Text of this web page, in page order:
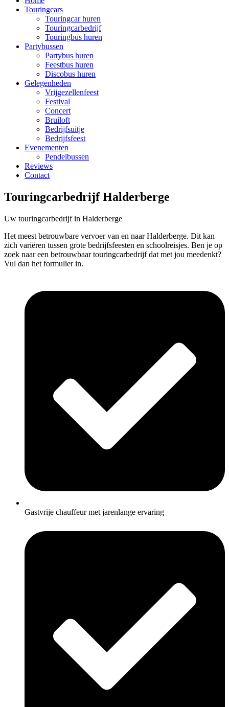
Touringcars
Touringcar huren
Touringcarbedrijf
Touringbus huren
Partybussen
Partybus huren
Feestbus huren
Discobus huren
Gelegenheden
Vrijgezellenfeest
Festival
Concert
Bruiloft
Bedrijfsuitje
Bedrijfsfeest
Evenementen
Pendelbussen
Reviews
Contact
Touringcarbedrijf Halderberge
Uw touringcarbedrijf in Halderberge
Het meest betrouwbare vervoer van en naar Halderberge. Dit kan
zich variëren tussen grote bedrijfsfeesten en schoolreisjes. Ben je op
zoek naar een betrouwbaar touringcarbedrijf dat met jou meedenkt?
Vul dan het formulier in.
Gastvrije chauffeur met jarenlange ervaring